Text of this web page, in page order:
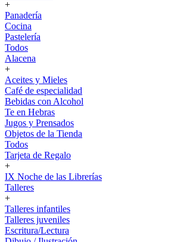
+
Panadería
Cocina
Pastelería
Todos
Alacena
+
Aceites y Mieles
Café de especialidad
Bebidas con Alcohol
Te en Hebras
Jugos y Prensados
Objetos de la Tienda
Todos
Tarjeta de Regalo
+
IX Noche de las Librerías
Talleres
+
Talleres infantiles
Talleres juveniles
Escritura/Lectura